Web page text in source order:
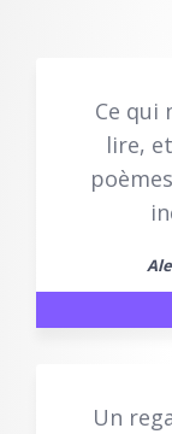
Ce qui
lire,
Un